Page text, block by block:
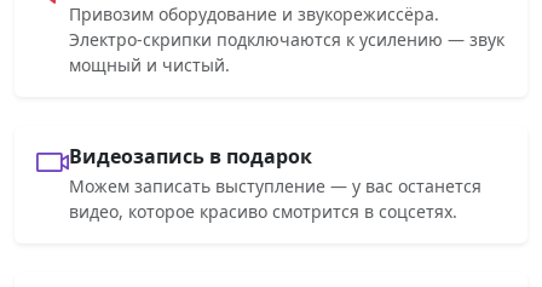
Привозим оборудование и звукорежиссёра.
Электро-скрипки подключаются к усилению — звук
мощный и чистый.
Видеозапись в подарок
Можем записать выступление — у вас останется
видео, которое красиво смотрится в соцсетях.